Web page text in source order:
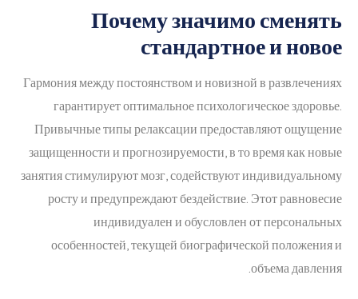
Почему значимо сменять
стандартное и новое
Гармония между постоянством и новизной в развлечениях
гарантирует оптимальное психологическое здоровье.
Привычные типы релаксации предоставляют ощущение
защищенности и прогнозируемости, в то время как новые
занятия стимулируют мозг, содействуют индивидуальному
росту и предупреждают бездействие. Этот равновесие
индивидуален и обусловлен от персональных
особенностей, текущей биографической положения и
объема давления.